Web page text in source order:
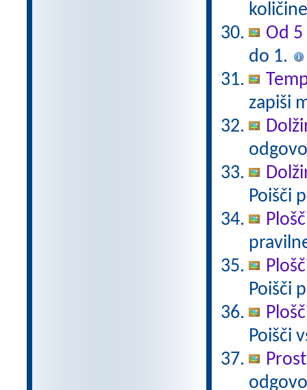
Od
do 1.
zapiši
Poišči
Poišči
Poišči